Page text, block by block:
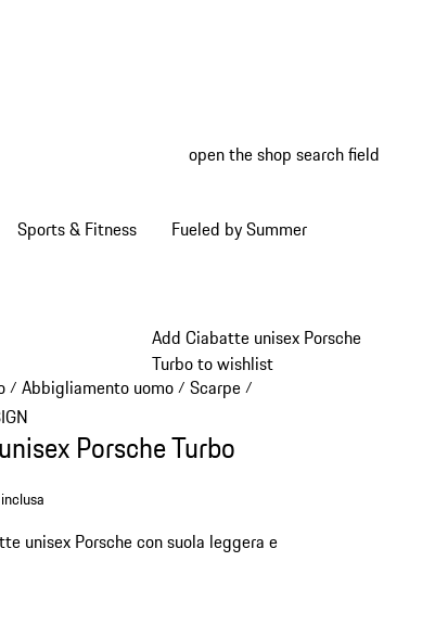
open the shop search field
Sports & Fitness Fueled by Summer
Add Ciabatte unisex Porsche
Turbo to wishlist
/ Abbigliamento uomo/ Scarpe/
Porsche Turbo
unisex Porsche con suola leggera e